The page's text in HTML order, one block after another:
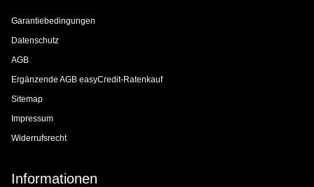
Garantiebedingungen
Datenschutz
AGB
Ergänzende AGB easyCredit-Ratenkauf
Sitemap
Impressum
Widerrufsrecht
Informationen